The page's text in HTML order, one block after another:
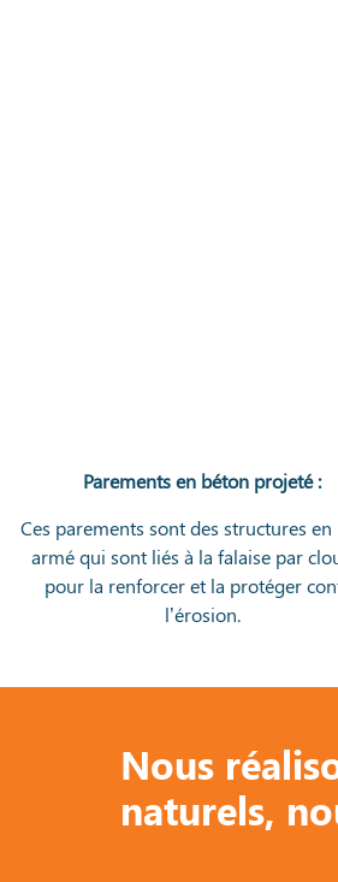
Parements en béton projeté :
Ces parements sont des structures en
armé qui sont liés à la falaise par
pour la renforcer et la protéger
l’érosion.
Nous
naturels,